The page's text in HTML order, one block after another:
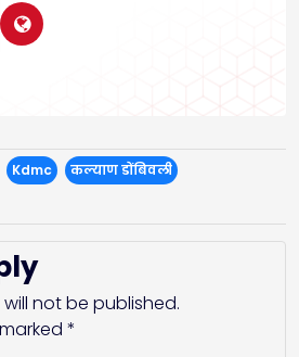
Kdmc
कल्याण डोंबिवली
not be published.
*